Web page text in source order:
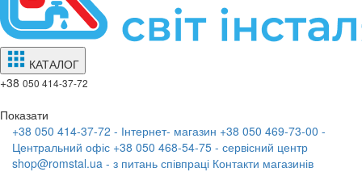
КАТАЛОГ
+38 050 414-37-72
Показати
+38 050 414-37-72 - Інтернет- магазин +38 050 469-73-00 -
Центральний офіс +38 050 468-54-75 - сервісний центр
shop@romstal.ua - з питань співпраці Контакти магазинів